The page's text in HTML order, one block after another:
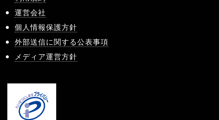
運営会社
個人情報保護方針
外部送信に関する公表事項
メディア運営方針